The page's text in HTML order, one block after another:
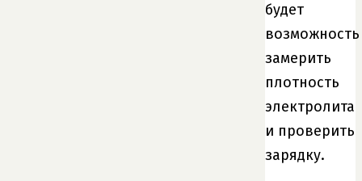
будет
возможность
замерить
плотность
электролита
и проверить
зарядку.